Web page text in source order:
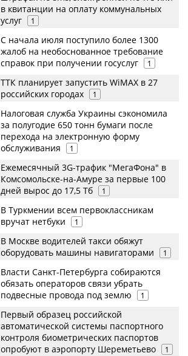
в квитанции на оплату коммунальных
услуг
1
С начала июля поступило более 1300
жалоб на необоснованное требование
справок при получении госуслуг
1
ТТК планирует запустить WiMAX в 27
российских городах
1
Налоговая служба Украины сэкономила
за полугодие 650 тонн бумаги после
перехода на электронную форму
обслуживания
1
Ежемесячный 3G-трафик "МегаФона" в
Комсомольске-на-Амуре за первые 100
дней вырос до 17,5 Тб
1
В Туркмении всем первоклассникам
вручат нетбуки
1
В Москве водителей такси обяжут
оборудовать машины навигаторами
1
Власти Санкт-Петербурга собираются
обязать операторов связи убрать
подвесные провода под землю
1
Первый образец российской
автоматической системы паспортного
контроля биометрических паспортов
опробуют в аэропорту Шереметьево
1